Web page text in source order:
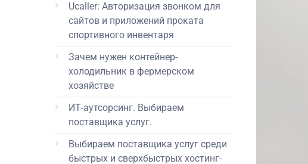
Ucaller: Авторизация звонком для
сайтов и приложений проката
спортивного инвентаря
Зачем нужен контейнер-
холодильник в фермерском
хозяйстве
ИТ-аутсорсинг. Выбираем
поставщика услуг.
Выбираем поставщика услуг среди
быстрых и сверхбыстрых хостинг-